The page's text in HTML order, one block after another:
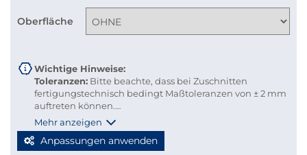
Oberfläche
Wichtige Hinweise:
Toleranzen: Bitte beachte, dass bei Zuschnitten
fertigungstechnisch bedingt Maßtoleranzen von ± 2 mm
auftreten können.
Versandkosten:Damit du Versandkosten sparen und
deine Bestellung bequem per Paketdienst geliefert
werden kann, beachte bitte folgende Richtlinien für
Mehr anzeigen
Anpassungen anwenden